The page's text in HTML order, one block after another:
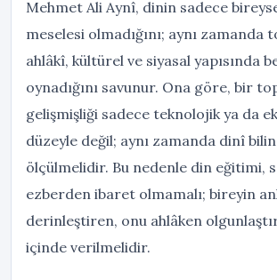
Mehmet Ali Aynî, dinin sadece
meselesi olmadığını; aynı zamanda
ahlâkî, kültürel ve siyasal yapısında
oynadığını savunur. Ona göre, bir
gelişmişliği sadece teknolojik ya da
düzeyle değil; aynı zamanda dinî
ölçülmelidir. Bu nedenle din eğitimi,
ezberden ibaret olmamalı; bireyin
derinleştiren, onu ahlâken
içinde verilmelidir.